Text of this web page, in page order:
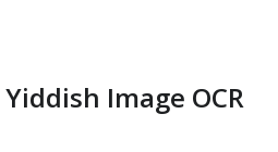
Image OCR